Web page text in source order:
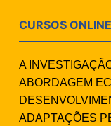
CURSOS
A
ABORDAGEM
ADAPTAÇÕES